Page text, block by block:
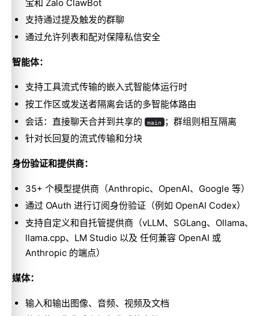
宝和 Zalo ClawBot
支持通过提及触发的群聊
通过允许列表和配对保障私信安全
智能体：
支持工具流式传输的嵌入式智能体运行时
按工作区或发送者隔离会话的多智能体路由
会话：直接聊天合并到共享的
main ；群组则相互隔离
针对长回复的流式传输和分块
身份验证和提供商：
35+ 个模型提供商（Anthropic、OpenAI、Google 等）
通过 OAuth 进行订阅身份验证（例如 OpenAI Codex）
支持自定义和自托管提供商（vLLM、SGLang、Ollama、
llama.cpp、LM Studio 以及 任何兼容 OpenAI 或
Anthropic 的端点）
媒体：
输入和输出图像、音频、视频及文档